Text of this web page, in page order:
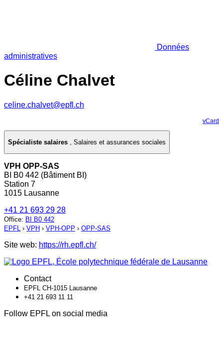
Données
administratives
Céline Chalvet
celine.chalvet@epfl.ch
vCard
Spécialiste salaires , Salaires et assurances sociales
VPH OPP-SAS
BI B0 442 (Bâtiment BI)
Station 7
1015 Lausanne
+41 21 693 29 28
Office: BI B0 442
EPFL › VPH › VPH-OPP › OPP-SAS
Site web: https://rh.epfl.ch/
Contact
EPFL CH-1015 Lausanne
+41 21 693 11 11
Follow EPFL on social media